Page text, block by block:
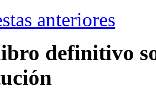
anteriores
definitivo